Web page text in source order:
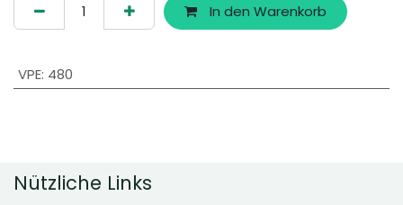
In den Warenkorb
VPE: 480
Nützliche Links